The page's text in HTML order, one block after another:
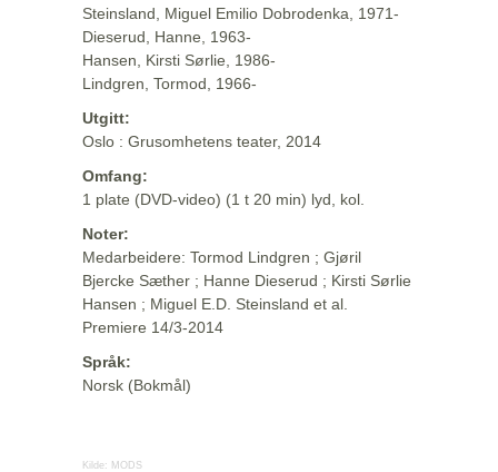
Steinsland, Miguel Emilio Dobrodenka, 1971-
Dieserud, Hanne, 1963-
Hansen, Kirsti Sørlie, 1986-
Lindgren, Tormod, 1966-
Utgitt:
Oslo : Grusomhetens teater, 2014
Omfang:
1 plate (DVD-video) (1 t 20 min) lyd, kol.
Noter:
Medarbeidere: Tormod Lindgren ; Gjøril
Bjercke Sæther ; Hanne Dieserud ; Kirsti Sørlie
Hansen ; Miguel E.D. Steinsland et al.
Premiere 14/3-2014
Språk:
Norsk (Bokmål)
Kilde: MODS